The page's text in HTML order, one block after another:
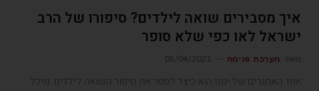
איך מסבירים שואה לילדים? סיפורו של הרב
ישראל לאו כפי שלא סופר
מערכת פנימה
אחד האתגרים של ימנו הוא כיצד לספר את סיפור השואה לילדים. מיכל